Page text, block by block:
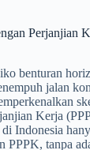
Perjanjian
benturan
jalan
Kerja
Indonesia
PPPK, tanpa